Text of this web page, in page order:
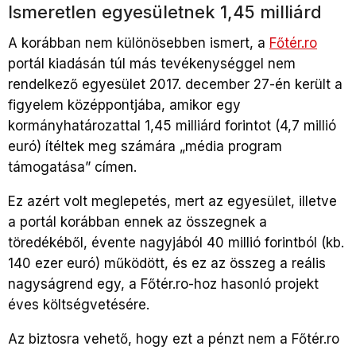
Ismeretlen egyesületnek 1,45 milliárd
A korábban nem különösebben ismert, a Főtér.ro
portál kiadásán túl más tevékenységgel nem
rendelkező egyesület 2017. december 27-én került a
figyelem középpontjába, amikor egy
kormányhatározattal 1,45 milliárd forintot (4,7 millió
euró) ítéltek meg számára „média program
támogatása” címen.
Ez azért volt meglepetés, mert az egyesület, illetve
a portál korábban ennek az összegnek a
töredékéből, évente nagyjából 40 millió forintból (kb.
140 ezer euró) működött, és ez az összeg a reális
nagyságrend egy, a Főtér.ro-hoz hasonló projekt
éves költségvetésére.
Az biztosra vehető, hogy ezt a pénzt nem a Főtér.ro